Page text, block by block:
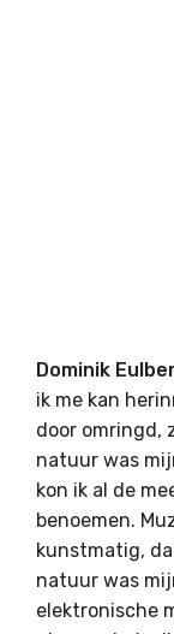
Dominik
ik me kan
door omringd,
natuur was
kon ik al de
benoemen.
kunstmatig,
natuur was
elektronische